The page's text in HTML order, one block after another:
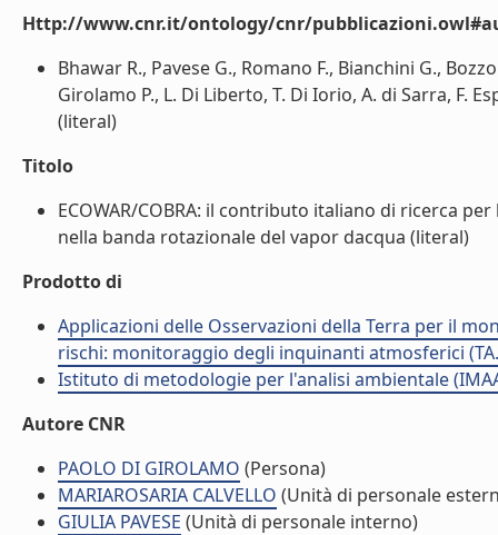
Http://www.cnr.it/ontology/cnr/
Bhawar R., Pavese G., Romano F., Bianchini G.,
Girolamo P., L. Di Liberto, T. Di Iorio, A. di Sarra, F.
(literal)
Titolo
ECOWAR/COBRA: il contributo italiano di ricerca
nella banda rotazionale del vapor dacqua (literal)
Prodotto di
Applicazioni delle Osservazioni della Terra per il
rischi: monitoraggio degli inquinanti atmosferici
Istituto di metodologie per l'analisi ambientale
Autore CNR
PAOLO DI GIROLAMO (Persona)
MARIAROSARIA CALVELLO (Unità di personale
GIULIA PAVESE (Unità di personale interno)